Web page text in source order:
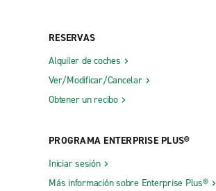
RESERVAS
Alquiler de coches
Ver/Modificar/Cancelar
Obtener un recibo
PROGRAMA ENTERPRISE PLUS®
Iniciar sesión
Más información sobre Enterprise Plus®